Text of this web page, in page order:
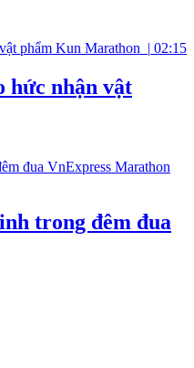
| 02:15
hức nhận vật
trong đêm đua